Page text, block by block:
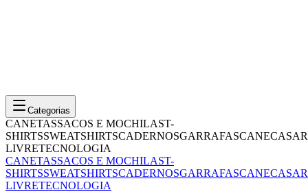
Categorias
CANETASSACOS E MOCHILAST-
SHIRTSSWEATSHIRTSCADERNOSGARRAFASCANECASAR
LIVRETECNOLOGIA
CANETASSACOS E MOCHILAST-
SHIRTSSWEATSHIRTSCADERNOSGARRAFASCANECASAR
LIVRETECNOLOGIA